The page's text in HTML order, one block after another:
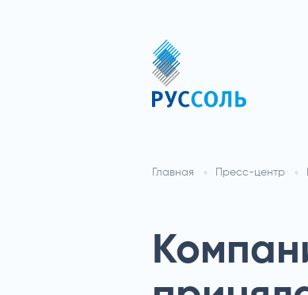
Главная Пресс-центр